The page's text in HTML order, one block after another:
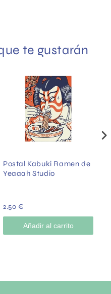
te gustarán
Postal Kabuki Ramen de
Yeaaah Studio
2.50 €
Añadir al carrito